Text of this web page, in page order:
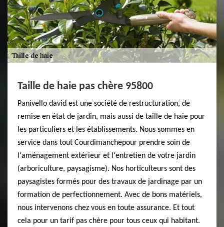
Taille de haie pas chère 95800
Panivello david est une société de restructuration, de
remise en état de jardin, mais aussi de taille de haie pour
les particuliers et les établissements. Nous sommes en
service dans tout Courdimanchepour prendre soin de
l'aménagement extérieur et l'entretien de votre jardin
(arboriculture, paysagisme). Nos horticulteurs sont des
paysagistes formés pour des travaux de jardinage par un
formation de perfectionnement. Avec de bons matériels,
nous intervenons chez vous en toute assurance. Et tout
cela pour un tarif pas chère pour tous ceux qui habitant.